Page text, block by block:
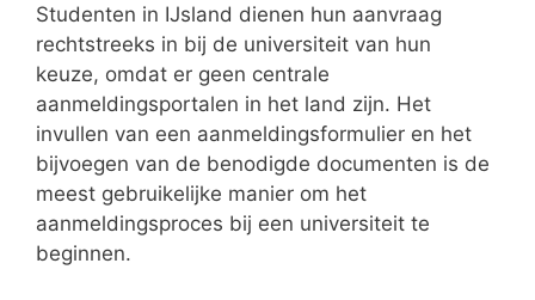
Studenten in IJsland dienen hun aanvraag
rechtstreeks in bij de universiteit van hun
keuze, omdat er geen centrale
aanmeldingsportalen in het land zijn. Het
invullen van een aanmeldingsformulier en het
bijvoegen van de benodigde documenten is de
meest gebruikelijke manier om het
aanmeldingsproces bij een universiteit te
beginnen.